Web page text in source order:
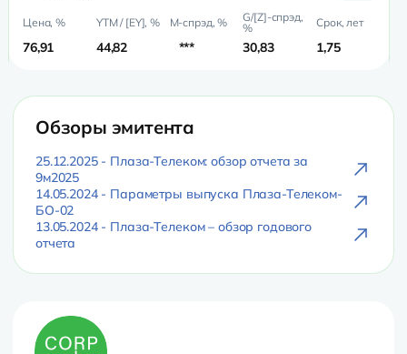
76,91 44,82 *** 30,83 1,75
Обзоры эмитента
25.12.2025 - Плаза-Телеком: обзор отчета за
9м2025
14.05.2024 - Параметры выпуска Плаза-Телеком-
БО-02
13.05.2024 - Плаза-Телеком – обзор годового
отчета